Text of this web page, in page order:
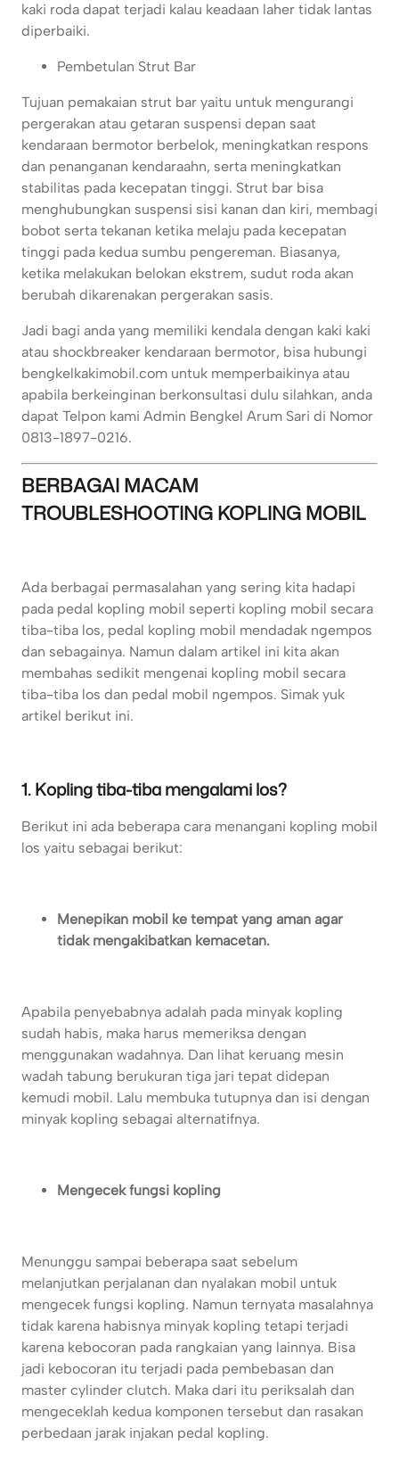
kaki roda dapat terjadi kalau keadaan laher tidak lantas
diperbaiki.
Pembetulan Strut Bar
Tujuan pemakaian strut bar yaitu untuk mengurangi
pergerakan atau getaran suspensi depan saat
kendaraan bermotor berbelok, meningkatkan respons
dan penanganan kendaraahn, serta meningkatkan
stabilitas pada kecepatan tinggi. Strut bar bisa
menghubungkan suspensi sisi kanan dan kiri, membagi
bobot serta tekanan ketika melaju pada kecepatan
tinggi pada kedua sumbu pengereman. Biasanya,
ketika melakukan belokan ekstrem, sudut roda akan
berubah dikarenakan pergerakan sasis.
Jadi bagi anda yang memiliki kendala dengan kaki kaki
atau shockbreaker kendaraan bermotor, bisa hubungi
bengkelkakimobil.com untuk memperbaikinya atau
apabila berkeinginan berkonsultasi dulu silahkan, anda
dapat Telpon kami Admin Bengkel Arum Sari di Nomor
0813-1897-0216.
BERBAGAI MACAM
TROUBLESHOOTING KOPLING MOBIL
Ada berbagai permasalahan yang sering kita hadapi
pada pedal kopling mobil seperti kopling mobil secara
tiba-tiba los, pedal kopling mobil mendadak ngempos
dan sebagainya. Namun dalam artikel ini kita akan
membahas sedikit mengenai kopling mobil secara
tiba-tiba los dan pedal mobil ngempos. Simak yuk
artikel berikut ini.
1. Kopling tiba-tiba mengalami los?
Berikut ini ada beberapa cara menangani kopling mobil
los yaitu sebagai berikut:
Menepikan mobil ke tempat yang aman agar
tidak mengakibatkan kemacetan.
Apabila penyebabnya adalah pada minyak kopling
sudah habis, maka harus memeriksa dengan
menggunakan wadahnya. Dan lihat keruang mesin
wadah tabung berukuran tiga jari tepat didepan
kemudi mobil. Lalu membuka tutupnya dan isi dengan
minyak kopling sebagai alternatifnya.
Mengecek fungsi kopling
Menunggu sampai beberapa saat sebelum
melanjutkan perjalanan dan nyalakan mobil untuk
mengecek fungsi kopling. Namun ternyata masalahnya
tidak karena habisnya minyak kopling tetapi terjadi
karena kebocoran pada rangkaian yang lainnya. Bisa
jadi kebocoran itu terjadi pada pembebasan dan
master cylinder clutch. Maka dari itu periksalah dan
mengeceklah kedua komponen tersebut dan rasakan
perbedaan jarak injakan pedal kopling.